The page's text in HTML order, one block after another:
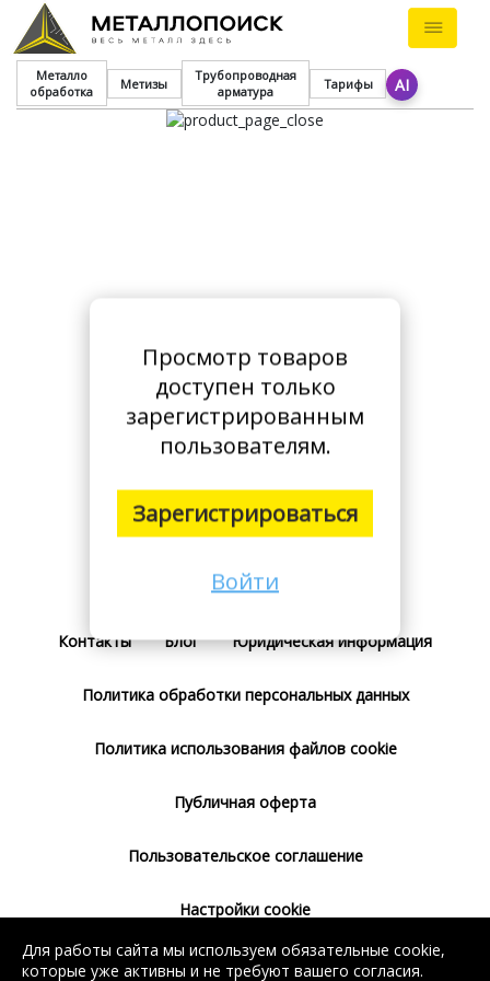
Металло
обработка
Метизы
Трубопроводная
арматура
Тарифы AI
Просмотр товаров
доступен только
зарегистрированным
пользователям.
Зарегистрироваться
Войти
Тарифы
Контакты Блог Юридическая информация
Политика обработки персональных данных
Политика использования файлов cookie
Публичная оферта
Пользовательское соглашение
Настройки cookie
Согласие на использование сервиса
Для работы сайта мы используем обязательные cookie,
которые уже активны и не требуют вашего согласия.